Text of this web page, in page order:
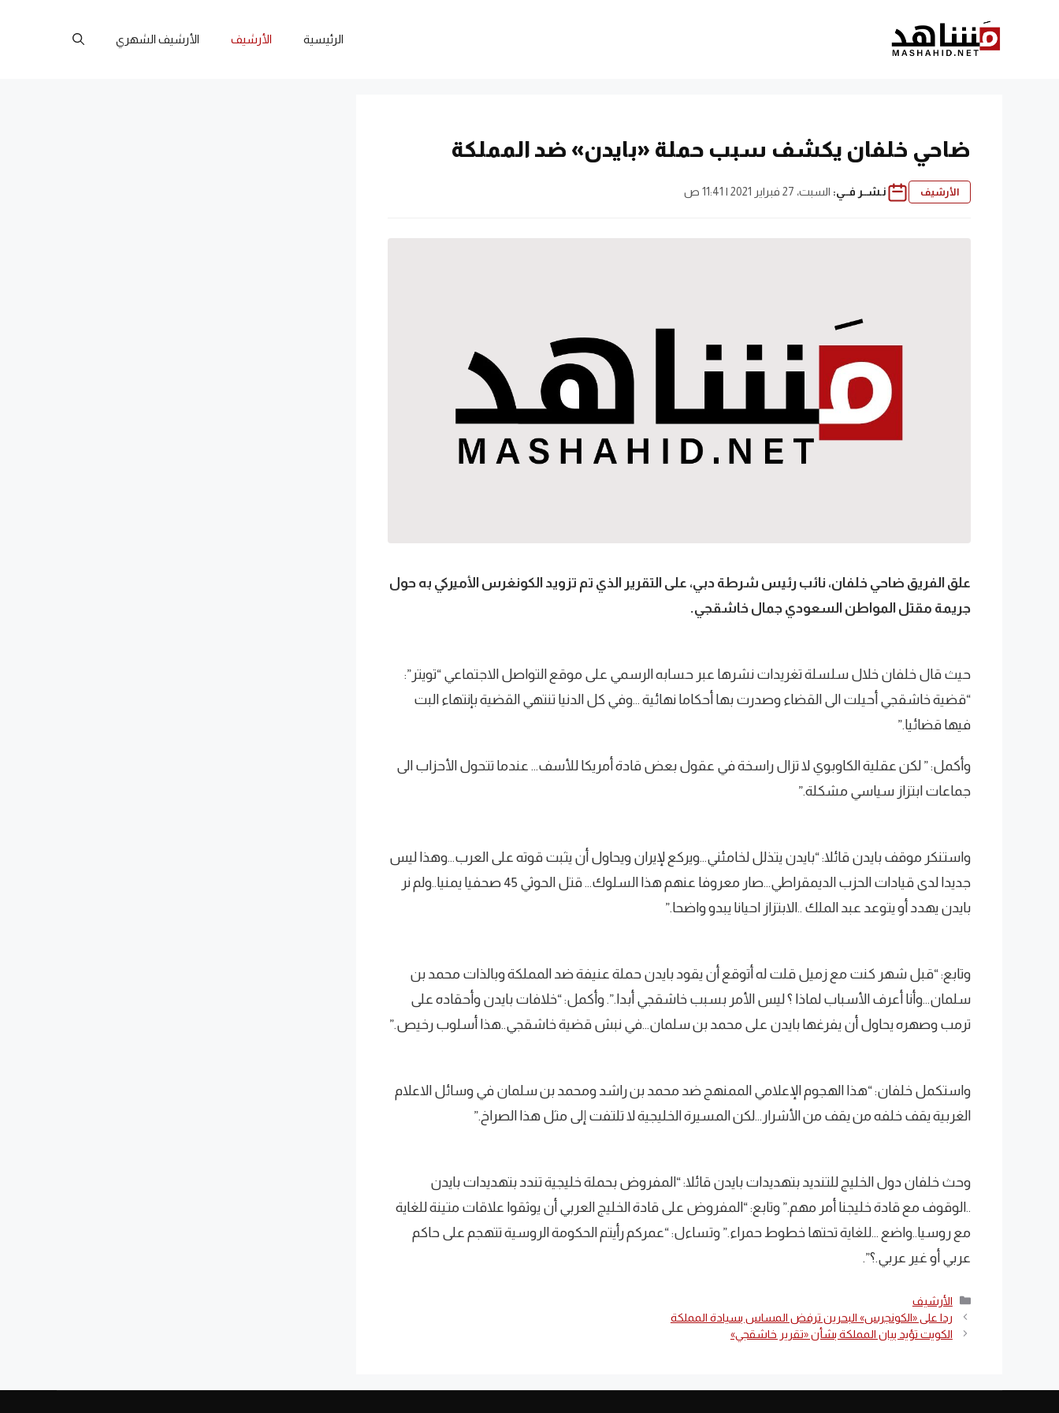
الرئيسية الأرشيف الأرشيف الشهري
ضاحي خلفان يكشف سبب حملة «بايدن» ضد المملكة
الأرشيف نـشــر فــي: السبت، 27 فبراير 2021 | 11:41 ص
علق الفريق ضاحي خلفان، نائب رئيس شرطة دبي، على التقرير الذي تم تزويد الكونغرس الأميركي به حول
جريمة مقتل المواطن السعودي جمال خاشقجي.
حيث قال خلفان خلال سلسلة تغريدات نشرها عبر حسابه الرسمي على موقع التواصل الاجتماعي “تويتر”:
“قضية خاشقجي أحيلت الى القضاء وصدرت بها أحكاما نهائية …وفي كل الدنيا تنتهي القضية بإنتهاء البت
فيها قضائيا.”
وأكمل: ” لكن عقلية الكاوبوي لا تزال راسخة في عقول بعض قادة أمريكا للأسف… عندما تتحول الأحزاب الى
جماعات ابتزاز سياسي مشكلة.”
واستنكر موقف بايدن قائلا: “بايدن يتذلل لخامئني…ويركع لإيران ويحاول أن يثبت قوته على العرب…وهذا ليس
جديدا لدى قيادات الحزب الديمقراطي…صار معروفا عنهم هذا السلوك… قتل الحوثي 45 صحفيا يمنيا..ولم نر
بايدن يهدد أو يتوعد عبد الملك ..الابتزاز احيانا يبدو واضحا.”
وتابع: “قبل شهر كنت مع زميل قلت له أتوقع أن يقود بايدن حملة عنيفة ضد المملكة وبالذات محمد بن
سلمان…وأنا أعرف الأسباب لماذا ؟ ليس الأمر بسبب خاشقجي أبدا.”. وأكمل: “خلافات بايدن وأحقاده على
ترمب وصهره يحاول أن يفرغها بايدن على محمد بن سلمان…في نبش قضية خاشقجي..هذا أسلوب رخيص.”
واستكمل خلفان: “هذا الهجوم الإعلامي الممنهج ضد محمد بن راشد ومحمد بن سلمان في وسائل الاعلام
الغربية يقف خلفه من يقف من الأشرار…لكن المسيرة الخليجية لا تلتفت إلى مثل هذا الصراخ.”
وحث خلفان دول الخليج للتنديد بتهديدات بايدن قائلا: “المفروض بحملة خليجية تندد بتهديدات بايدن
..الوقوف مع قادة خليجنا أمر مهم.” وتابع: “المفروض على قادة الخليج العربي أن يوثقوا علاقات متينة للغاية
مع روسيا..واضع …للغاية تحتها خطوط حمراء.” وتساءل: “عمركم رأيتم الحكومة الروسية تتهجم على حاكم
عربي أو غير عربي.؟”.
التصنيفات
الأرشيف
ردا على «الكونجرس» البحرين ترفض المساس بسيادة المملكة
الكويت تؤيد بيان المملكة بشأن «تقرير خاشقجي»